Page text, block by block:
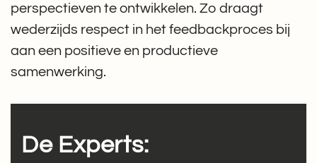
perspectieven te ontwikkelen. Zo draagt
wederzijds respect in het feedbackproces bij
aan een positieve en productieve
samenwerking.
De Experts: